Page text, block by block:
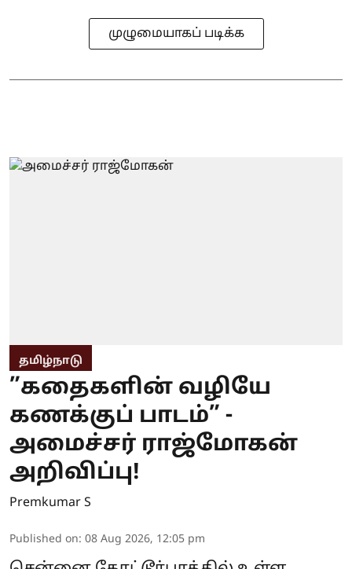
முழுமையாகப் படிக்க
தமிழ்நாடு
”கதைகளின் வழியே
கணக்குப் பாடம்” -
அமைச்சர் ராஜ்மோகன்
அறிவிப்பு!
Premkumar S
Published on: 08 Aug 2026, 12:05 pm